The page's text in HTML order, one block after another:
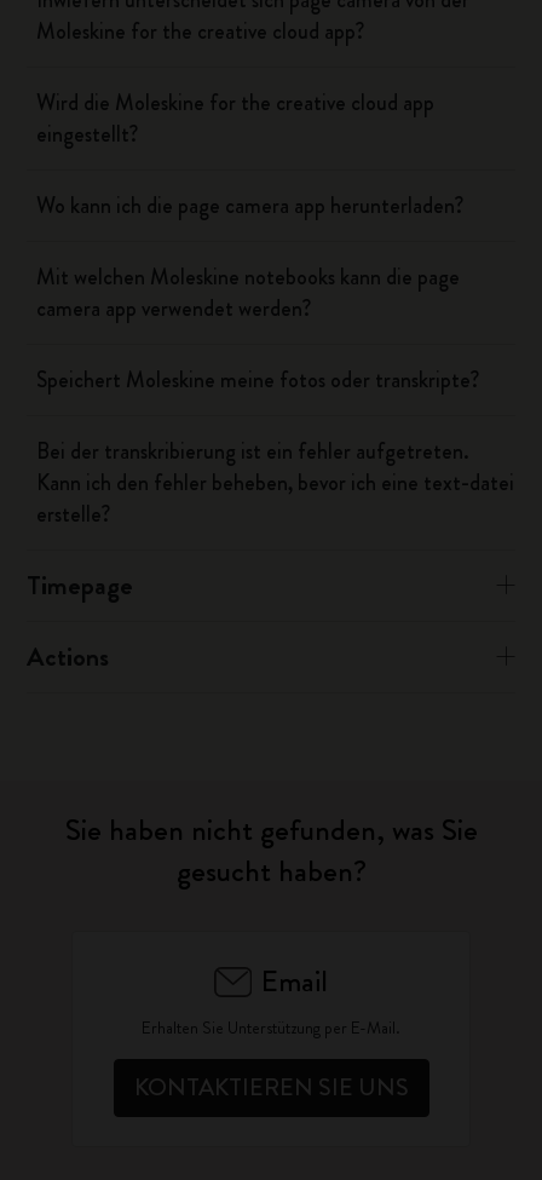
Moleskine for the creative cloud app?
Wird die Moleskine for the creative cloud app
eingestellt?
Wo kann ich die page camera app herunterladen?
Mit welchen Moleskine notebooks kann die page
camera app verwendet werden?
Speichert Moleskine meine fotos oder transkripte?
Bei der transkribierung ist ein fehler aufgetreten.
Kann ich den fehler beheben, bevor ich eine text-datei
erstelle?
Timepage
Actions
Sie haben nicht gefunden, was Sie
gesucht haben?
Email
Erhalten Sie Unterstützung per E-Mail.
KONTAKTIEREN SIE UNS